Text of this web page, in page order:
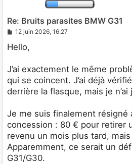
Re: Bruits parasites BMW G31
M
s
s
g
e
12 juin 2026, 16:27
Hello,
J’ai exactement le même
qui se coincent. J’ai déjà
derrière la flasque, mais je
Je me suis finalement résigné
concession : 80 € pour retirer
revenu un mois plus tard,
Apparemment, ce serait un
G31/G30.